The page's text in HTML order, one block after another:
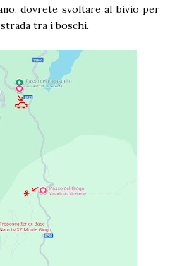
dovrete svoltare al bivio per
tra i boschi.